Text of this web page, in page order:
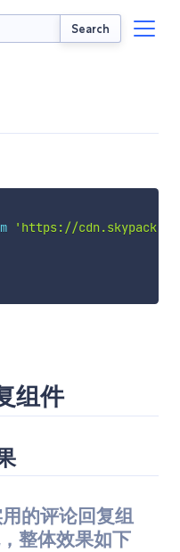
Search
'https://
组件
的评论回复组
整体效果如下